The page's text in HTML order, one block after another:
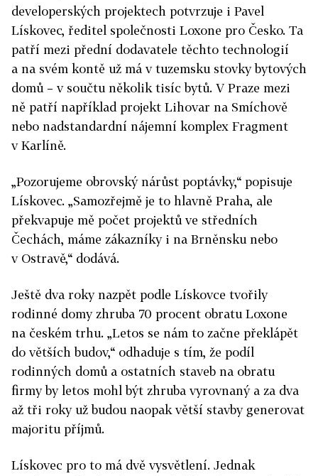
developerských projektech potvrzuje i Pavel
Lískovec, ředitel společnosti Loxone pro Česko. Ta
patří mezi přední dodavatele těchto technologií
a na svém kontě už má v tuzemsku stovky bytových
domů – v součtu několik tisíc bytů. V Praze mezi
ně patří například projekt Lihovar na Smíchově
nebo nadstandardní nájemní komplex Fragment
v Karlíně.
„Pozorujeme obrovský nárůst poptávky,“ popisuje
Lískovec. „Samozřejmě je to hlavně Praha, ale
překvapuje mě počet projektů ve středních
Čechách, máme zákazníky i na Brněnsku nebo
v Ostravě,“ dodává.
Ještě dva roky nazpět podle Lískovce tvořily
rodinné domy zhruba 70 procent obratu Loxone
na českém trhu. „Letos se nám to začne překlápět
do větších budov,“ odhaduje s tím, že podíl
rodinných domů a ostatních staveb na obratu
firmy by letos mohl být zhruba vyrovnaný a za dva
až tři roky už budou naopak větší stavby generovat
majoritu příjmů.
Lískovec pro to má dvě vysvětlení. Jednak